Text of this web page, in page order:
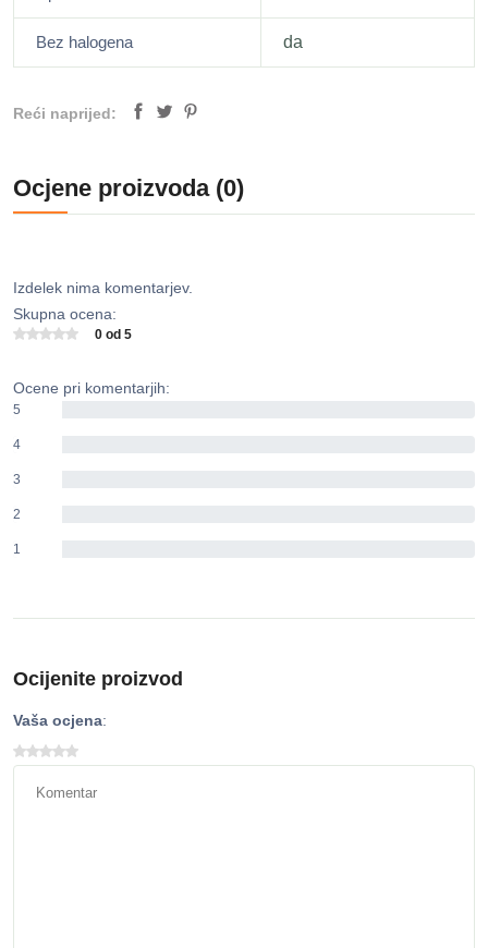
Bez halogena da
Reći naprijed:
Ocjene proizvoda (0)
Izdelek nima komentarjev.
Skupna ocena:
0 od 5
Ocene pri komentarjih:
5
4
3
2
1
Ocijenite proizvod
Vaša ocjena: